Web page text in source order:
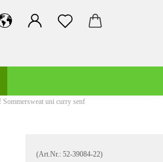
uni curry senf
(Art.Nr.: 52-39084-22)